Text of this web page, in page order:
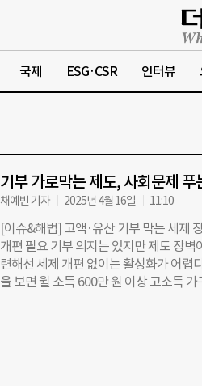
국제 ESG·CSR 인터뷰
기부 가로막는 제도, 사회문제
채예빈 기자 2025년 4월 16일 11:10
[이슈&해법] 고액·유산 기부 막는 세제
개편 필요 기부 의지는 있지만 제도 장
련해선 세제 개편 없이는 활성화가 어렵
을 보면 월 소득 600만 원 이상 고소득